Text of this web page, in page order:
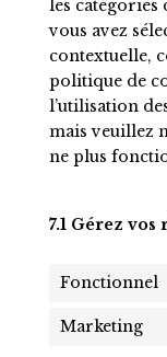
les catégories
vous avez
contextuelle,
politique de
l’utilisation
mais veuillez
ne plus
7.1 Gérez
Fonctionnel
Marketing